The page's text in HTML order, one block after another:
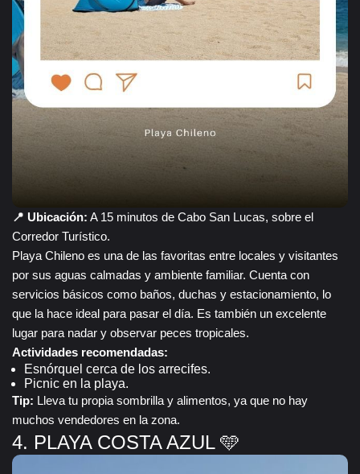
📍 Ubicación: A 15 minutos de Cabo San Lucas, sobre el
Corredor Turístico.
Playa Chileno es una de las favoritas entre locales y visitantes
por sus aguas calmadas y ambiente familiar. Cuenta con
servicios básicos como baños, duchas y estacionamiento, lo
que la hace ideal para pasar el día. Es también un excelente
lugar para nadar y observar peces tropicales.
Actividades recomendadas:
Esnórquel cerca de los arrecifes.
Picnic en la playa.
Tip: Lleva tu propia sombrilla y alimentos, ya que no hay
muchos vendedores en la zona.
4. PLAYA COSTA AZUL 🩵